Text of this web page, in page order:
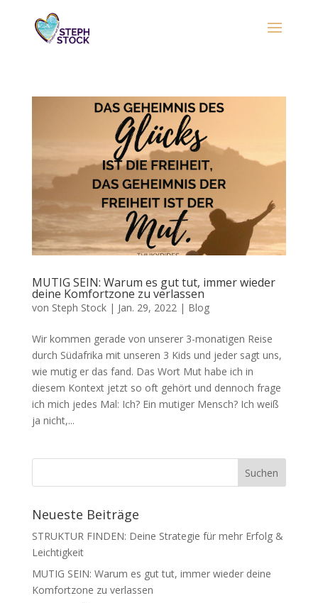
MUTIG SEIN: Warum es gut tut, immer wieder
deine Komfortzone zu verlassen
von Steph Stock| Jan. 29, 2022| Blog
Wir kommen gerade von unserer 3-monatigen Reise
durch Südafrika mit unseren 3 Kids und jeder sagt uns,
wie mutig er das fand. Das Wort Mut habe ich in
diesem Kontext jetzt so oft gehört und dennoch frage
ich mich jedes Mal: Ich? Ein mutiger Mensch? Ich weiß
ja nicht,...
Neueste Beiträge
STRUKTUR FINDEN: Deine Strategie für mehr Erfolg &
Leichtigkeit
MUTIG SEIN: Warum es gut tut, immer wieder deine
Komfortzone zu verlassen